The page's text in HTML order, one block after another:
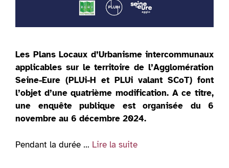
Les Plans Locaux d’Urbanisme intercommunaux
applicables sur le territoire de l’Agglomération
Seine-Eure (PLUi-H et PLUi valant SCoT) font
l’objet d’une quatrième modification. A ce titre,
une enquête publique est organisée du 6
novembre au 6 décembre 2024.
Pendant la durée … Lire la suite